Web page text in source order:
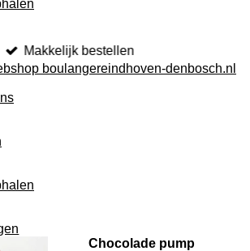
Makkelijk bestellen
boulangereindhoven-denbosch.nl
Chocolade pump